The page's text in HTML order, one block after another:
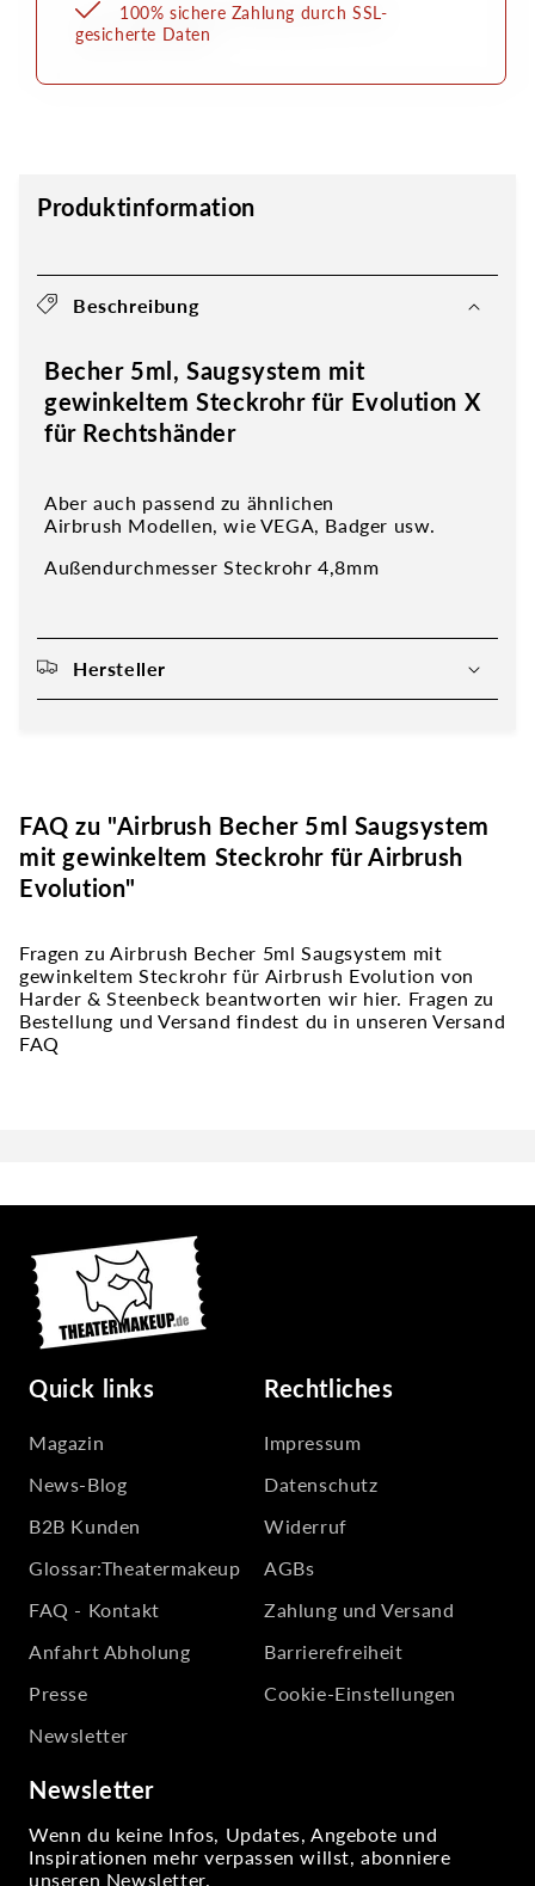
100% sichere Zahlung durch SSL-
gesicherte Daten
Produktinformation
Beschreibung
Becher 5ml, Saugsystem mit
gewinkeltem Steckrohr für Evolution X
für Rechtshänder
Aber auch passend zu ähnlichen
Airbrush Modellen, wie VEGA, Badger usw.
Außendurchmesser Steckrohr 4,8mm
Hersteller
FAQ zu "Airbrush Becher 5ml Saugsystem
mit gewinkeltem Steckrohr für Airbrush
Evolution"
Fragen zu Airbrush Becher 5ml Saugsystem mit
gewinkeltem Steckrohr für Airbrush Evolution von
Harder & Steenbeck beantworten wir hier. Fragen zu
Bestellung und Versand findest du in unseren Versand
FAQ
Quick links
Magazin
News-Blog
B2B Kunden
Glossar:Theatermakeup
FAQ - Kontakt
Anfahrt Abholung
Presse
Newsletter
Rechtliches
Impressum
Datenschutz
Widerruf
AGBs
Zahlung und Versand
Barrierefreiheit
Cookie-Einstellungen
Newsletter
Wenn du keine Infos, Updates, Angebote und
Inspirationen mehr verpassen willst, abonniere
unseren Newsletter.